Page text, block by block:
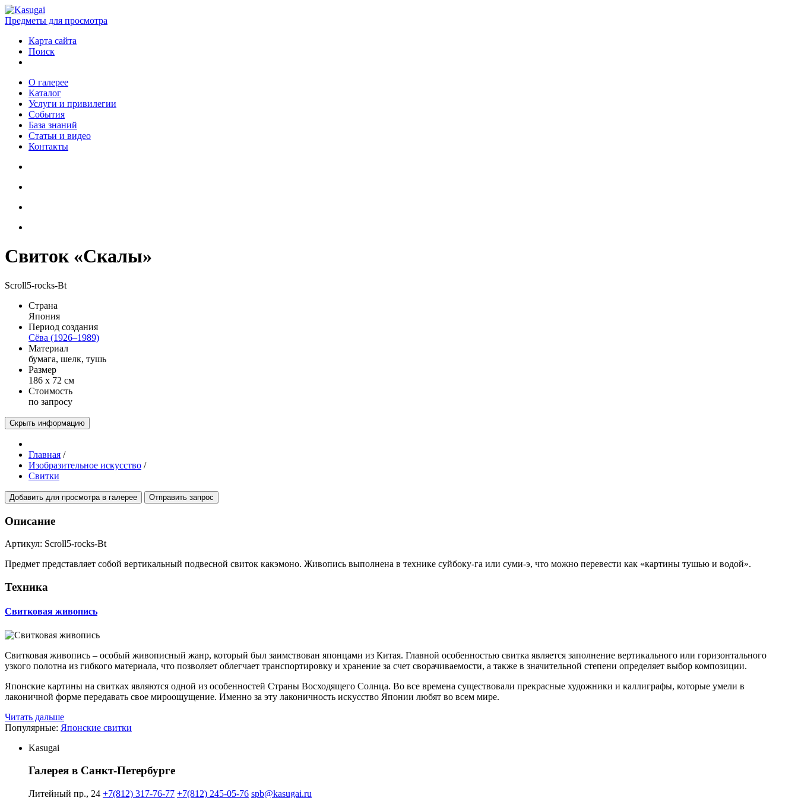
Предметы для просмотра
Карта сайта
Поиск
О галерее
Каталог
Услуги и привилегии
События
База знаний
Статьи и видео
Контакты
Свиток «Скалы»
Scroll5-rocks-Bt
Страна
Япония
Период создания
Сёва (1926–1989)
Материал
бумага, шелк, тушь
Размер
186 х 72 см
Стоимость
по запросу
Скрыть информацию
Главная /
Изобразительное искусство /
Свитки
Добавить для просмотра в галерее Отправить запрос
Описание
Артикул: Scroll5-rocks-Bt
Предмет представляет собой вертикальный подвесной свиток какэмоно. Живопись выполнена в технике суйбоку-га или суми-э, что можно перевести как «картины тушью и водой».
Техника
Свитковая живопись
Свитковая живопись – особый живописный жанр, который был заимствован японцами из Китая. Главной особенностью свитка является заполнение вертикального или горизонтального
узкого полотна из гибкого материала, что позволяет облегчает транспортировку и хранение за счет сворачиваемости, а также в значительной степени определяет выбор композиции.
Японские картины на свитках являются одной из особенностей Страны Восходящего Солнца. Во все времена существовали прекрасные художники и каллиграфы, которые умели в
лаконичной форме передавать свое мироощущение. Именно за эту лаконичность искусство Японии любят во всем мире.
Читать дальше
Популярные: Японские свитки
Kasugai
Галерея в Санкт-Петербурге
Литейный пр., 24 +7(812) 317-76-77 +7(812) 245-05-76 spb@kasugai.ru